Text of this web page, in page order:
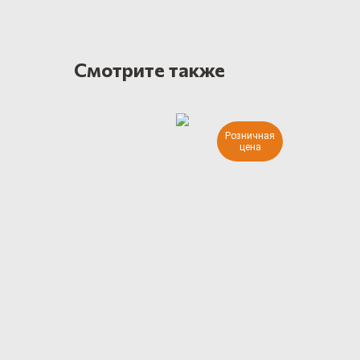
Смотрите также
Розничная
цена